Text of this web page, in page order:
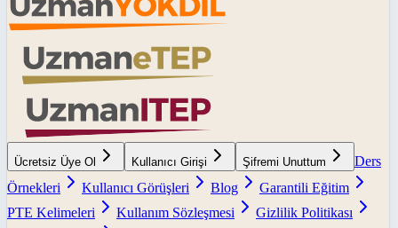
Ücretsiz Üye Ol Kullanıcı Girişi Şifremi Unuttum
Ders
Örnekleri
Kullanıcı Görüşleri Blog
Garantili Eğitim
PTE Kelimeleri
Kullanım Sözleşmesi
Gizlilik Politikası